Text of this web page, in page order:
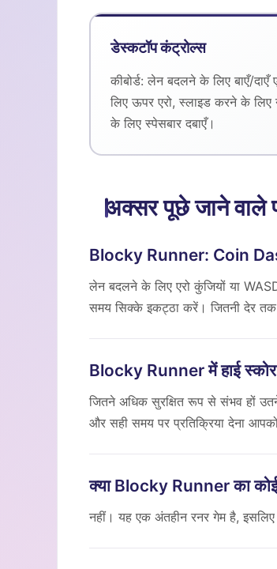
डेस्कटॉप कंट्रोल्स
कीबोर्ड: लेन बदलने के लिए बाएँ/
लिए ऊपर एरो, स्लाइड करने के
के लिए स्पेसबार दबाएँ।
अक्सर पूछे जाने वाले
Blocky Runner: Coin
लेन बदलने के लिए एरो कुंजियों या
समय सिक्के इकट्ठा करें। जितनी देर तक
Blocky Runner में हाई
जितने अधिक सुरक्षित रूप से संभव हों
और सही समय पर प्रतिक्रिया देना
क्या Blocky Runner का
नहीं। यह एक अंतहीन रनर गेम है, इसलिए